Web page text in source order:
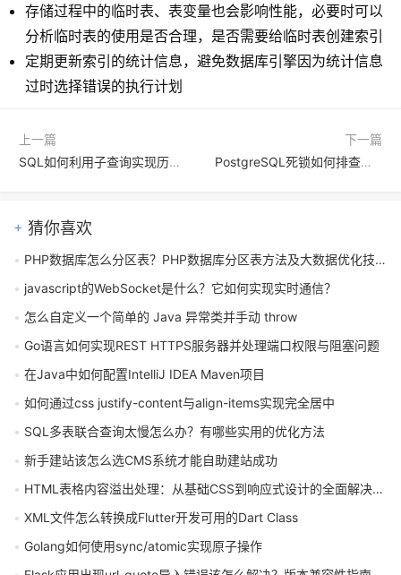
存储过程中的临时表、表变量也会影响性能，必要时可以
分析临时表的使用是否合理，是否需要给临时表创建索引
定期更新索引的统计信息，避免数据库引擎因为统计信息
过时选择错误的执行计划
上一篇
SQL如何利用子查询实现历史版本数据追溯嵌套版本号过滤
下一篇
PostgreSQL死锁如何排查定位？详细诊断流程是什么
猜你喜欢
PHP数据库怎么分区表？PHP数据库分区表方法及大数据优化技巧有哪些
javascript的WebSocket是什么？它如何实现实时通信？
怎么自定义一个简单的 Java 异常类并手动 throw
Go语言如何实现REST HTTPS服务器并处理端口权限与阻塞问题
在Java中如何配置IntelliJ IDEA Maven项目
如何通过css justify-content与align-items实现完全居中
SQL多表联合查询太慢怎么办？有哪些实用的优化方法
新手建站该怎么选CMS系统才能自助建站成功
HTML表格内容溢出处理：从基础CSS到响应式设计的全面解决指南
XML文件怎么转换成Flutter开发可用的Dart Class
Golang如何使用sync/atomic实现原子操作